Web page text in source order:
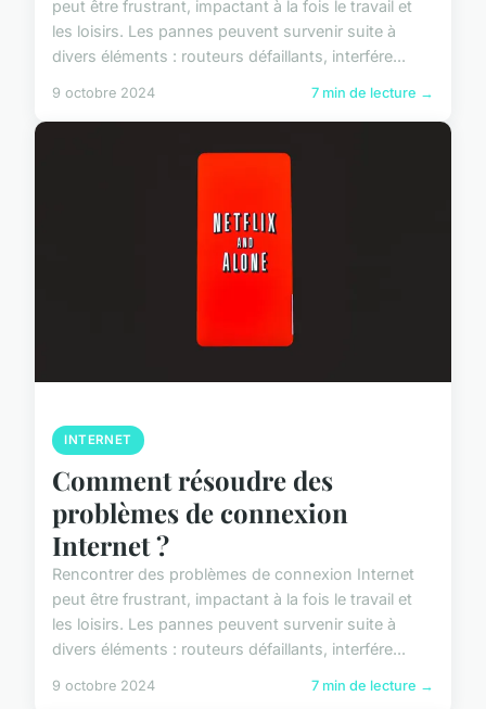
peut être frustrant, impactant à la fois le travail et
les loisirs. Les pannes peuvent survenir suite à
divers éléments : routeurs défaillants, interfére...
9 octobre 2024 7 min de lecture →
INTERNET
Comment résoudre des
problèmes de connexion
Internet ?
Rencontrer des problèmes de connexion Internet
peut être frustrant, impactant à la fois le travail et
les loisirs. Les pannes peuvent survenir suite à
divers éléments : routeurs défaillants, interfére...
9 octobre 2024 7 min de lecture →